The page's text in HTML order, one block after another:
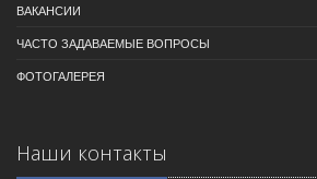
ВАКАНСИИ
ЧАСТО ЗАДАВАЕМЫЕ ВОПРОСЫ
ФОТОГАЛЕРЕЯ
Наши контакты